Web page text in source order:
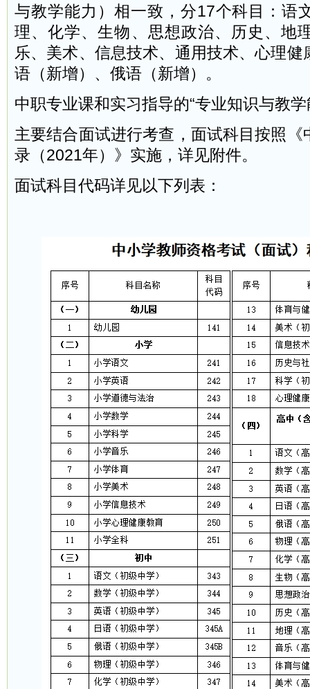
与教学能力）相一致，分17个科目：语
理、化学、生物、思想政治、历史、地
乐、美术、信息技术、通用技术、心理健
语（新增）、俄语（新增）。
中职专业课和实习指导的“专业知识与教学
主要结合面试进行考查，面试科目按照《
录（2021年）》实施，详见附件。
面试科目代码详见以下列表：